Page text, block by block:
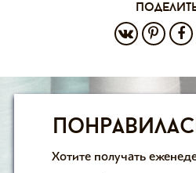
Хотите получать